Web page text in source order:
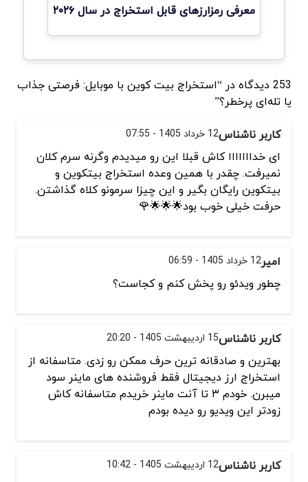
معرفی رمزارزهای قابل استخراج در سال ۲۰۲۶
253 دیدگاه در “استخراج بیت کوین با موبایل: فرصتی جذاب
یا تله‌ای پرخطر؟”
کاربر ناشناس12 خرداد 1405 - 07:55
ای خدااااااا کاش قبلا این رو میدیدم وگرنه سرم کلان
نمیرفت. چقدر با همین وعده استخراج بیتکوین و
بیتکوین رایگان بگیر و این چیزا سرمونو کلاه گذاشتن.
حرفت خیلی خوب بود🌟🌟🌟🌹
امیر12 خرداد 1405 - 06:59
چطور ویدئو رو پخش کنم و کجاست؟
کاربر ناشناس15 اردیبهشت 1405 - 20:20
بهترین و صادقانه ترین حرف ممکن رو زدی. متاسفانه از
استخراج ارز دیجیتال فقط فروشنده های ماینر سود
میبرن. خودم ۳ تا آنت ماینر خریدم متاسفانه کاش
زودتر این ویدیو رو دیده بودم
کاربر ناشناس12 اردیبهشت 1405 - 10:42